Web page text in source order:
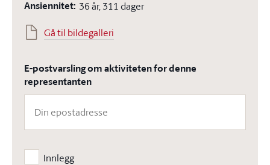
Ansiennitet: 36 år, 311 dager
Gå til bildegalleri
E-postvarsling om aktiviteten for denne
representanten
Innlegg